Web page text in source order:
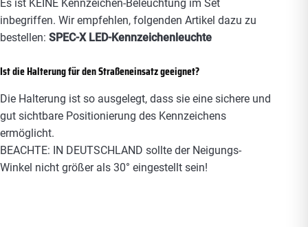
Es ist KEINE Kennzeichen-Beleuchtung im Set
inbegriffen. Wir empfehlen, folgenden Artikel dazu zu
bestellen: SPEC-X LED-Kennzeichenleuchte
Ist die Halterung für den Straßeneinsatz geeignet?
Die Halterung ist so ausgelegt, dass sie eine sichere und
gut sichtbare Positionierung des Kennzeichens
ermöglicht.
BEACHTE: IN DEUTSCHLAND sollte der Neigungs-
Winkel nicht größer als 30° eingestellt sein!